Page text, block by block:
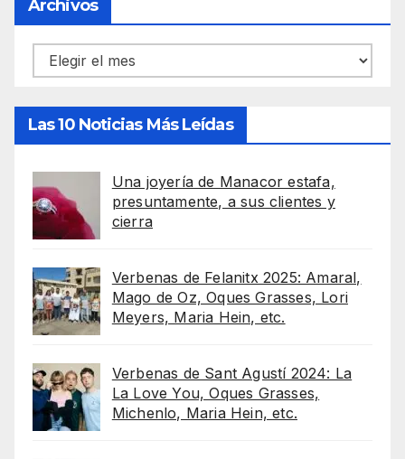
Archivos
Archivos
Las 10 Noticias Más Leídas
Una joyería de Manacor estafa,
presuntamente, a sus clientes y
cierra
Verbenas de Felanitx 2025: Amaral,
Mago de Oz, Oques Grasses, Lori
Meyers, Maria Hein, etc.
Verbenas de Sant Agustí 2024: La
La Love You, Oques Grasses,
Michenlo, Maria Hein, etc.